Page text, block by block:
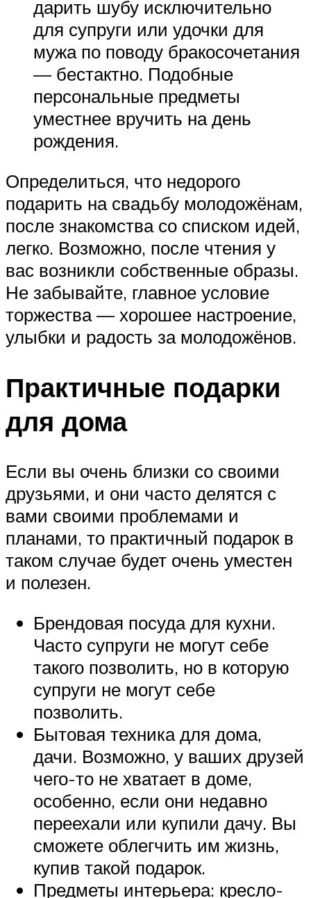
дарить шубу исключительно
для супруги или удочки для
мужа по поводу бракосочетания
— бестактно. Подобные
персональные предметы
уместнее вручить на день
рождения.
Определиться, что недорого
подарить на свадьбу молодожёнам,
после знакомства со списком идей,
легко. Возможно, после чтения у
вас возникли собственные образы.
Не забывайте, главное условие
торжества — хорошее настроение,
улыбки и радость за молодожёнов.
Практичные подарки
для дома
Если вы очень близки со своими
друзьями, и они часто делятся с
вами своими проблемами и
планами, то практичный подарок в
таком случае будет очень уместен
и полезен.
Брендовая посуда для кухни.
Часто супруги не могут себе
такого позволить, но в которую
супруги не могут себе
позволить.
Бытовая техника для дома,
дачи. Возможно, у ваших друзей
чего-то не хватает в доме,
особенно, если они недавно
переехали или купили дачу. Вы
сможете облегчить им жизнь,
купив такой подарок.
Предметы интерьера: кресло-